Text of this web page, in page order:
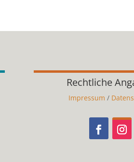
Rechtliche
Impressum /